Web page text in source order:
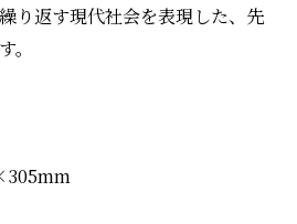
り返す現代社会を表現した、先